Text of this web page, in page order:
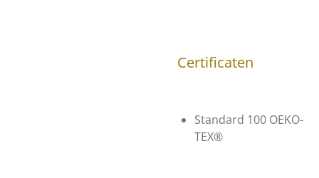
Certificaten
Standard 100 OEKO-
TEX®